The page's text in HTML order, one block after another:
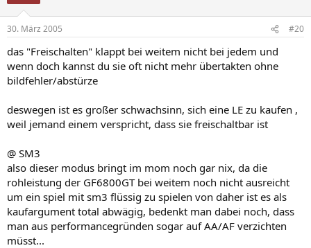
30. März 2005 #20
das "Freischalten" klappt bei weitem nicht bei jedem und
wenn doch kannst du sie oft nicht mehr übertakten ohne
bildfehler/abstürze
deswegen ist es großer schwachsinn, sich eine LE zu kaufen ,
weil jemand einem verspricht, dass sie freischaltbar ist
@ SM3
also dieser modus bringt im mom noch gar nix, da die
rohleistung der GF6800GT bei weitem noch nicht ausreicht
um ein spiel mit sm3 flüssig zu spielen von daher ist es als
kaufargument total abwägig, bedenkt man dabei noch, dass
man aus performancegründen sogar auf AA/AF verzichten
müsst...